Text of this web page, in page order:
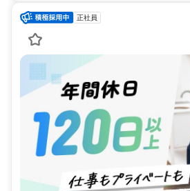
正社員